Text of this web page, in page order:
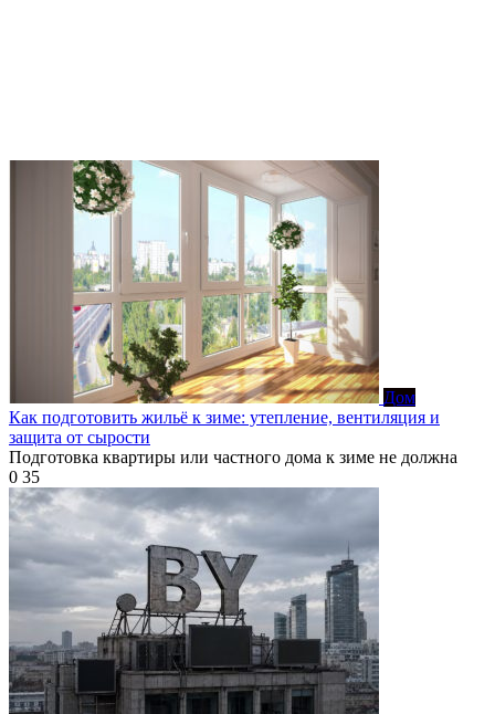
Дом
Как подготовить жильё к зиме: утепление, вентиляция и
защита от сырости
Подготовка квартиры или частного дома к зиме не должна
0 35